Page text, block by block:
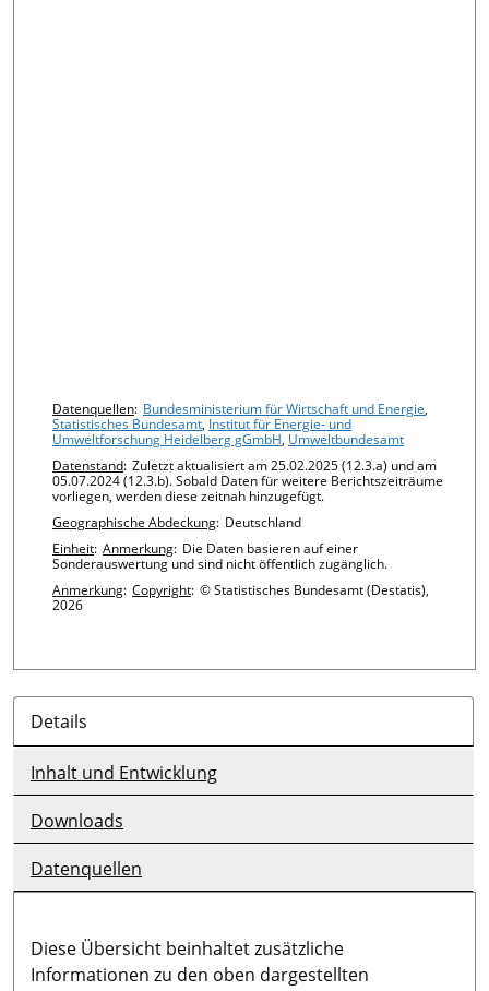
Chart details
Datenquellen: Bundesministerium für Wirtschaft und Energie,
Statistisches Bundesamt, Institut für Energie- und
Umweltforschung Heidelberg gGmbH, Umweltbundesamt
Datenstand: Zuletzt aktualisiert am 25.02.2025 (12.3.a) und am
05.07.2024 (12.3.b). Sobald Daten für weitere Berichtszeiträume
vorliegen, werden diese zeitnah hinzugefügt.
Geographische Abdeckung: Deutschland
Einheit: Anmerkung: Die Daten basieren auf einer
Sonderauswertung und sind nicht öffentlich zugänglich.
Anmerkung: Copyright: © Statistisches Bundesamt (Destatis),
2026
Details
Inhalt und Entwicklung
Downloads
Datenquellen
Diese Übersicht beinhaltet zusätzliche
Informationen zu den oben dargestellten